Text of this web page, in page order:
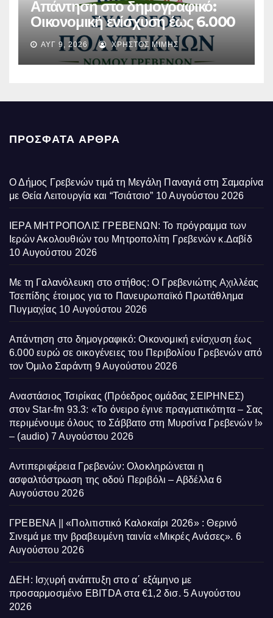
Απάντηση στο δημογραφικό:
Οικονομική ενίσχυση έως 6.000
ευρώ σε οικογένειες του
Περιβολίου Γρεβενών από τον
Όμιλο Σαράντη
ΑΥΓ 9, 2026 ΧΡΉΣΤΟΣ ΜΊΜΗΣ
ΠΡΌΣΦΑΤΑ ΆΡΘΡΑ
Ο Δήμος Γρεβενών τιμά τη Μεγάλη Παναγιά στη Σαμαρίνα
με Θεία Λειτουργία και “Τσιάτσιο” 10 Αυγούστου 2026
ΙΕΡΑ ΜΗΤΡΟΠΟΛΙΣ ΓΡΕΒΕΝΩΝ: Το πρόγραμμα των
Ιερών Ακολουθιών του Μητροπολίτη Γρεβενών κ.Δαβίδ
10 Αυγούστου 2026
Με τη Γαλανόλευκη στο στήθος: Ο Γρεβενιώτης Αχιλλέας
Τσεπίδης έτοιμος για το Πανευρωπαϊκό Πρωτάθλημα
Πυγμαχίας 10 Αυγούστου 2026
Απάντηση στο δημογραφικό: Οικονομική ενίσχυση έως
6.000 ευρώ σε οικογένειες του Περιβολίου Γρεβενών από
τον Όμιλο Σαράντη 9 Αυγούστου 2026
Αναστάσιος Τσιρίκας (Πρόεδρος ομάδας ΣΕΙΡΗΝΕΣ)
στον Star-fm 93.3: «Το όνειρο έγινε πραγματικότητα – Σας
περιμένουμε όλους το Σάββατο στη Μυρσίνα Γρεβενών !»
– (audio) 7 Αυγούστου 2026
Αντιπεριφέρεια Γρεβενών: Ολοκληρώνεται η
ασφαλτόστρωση της οδού Περιβόλι – Αβδέλλα 6
Αυγούστου 2026
ΓΡΕΒΕΝΑ || «Πολιτιστικό Καλοκαίρι 2026» : Θερινό
Σινεμά με την βραβευμένη ταινία «Μικρές Ανάσες». 6
Αυγούστου 2026
ΔΕΗ: Ισχυρή ανάπτυξη στο α΄ εξάμηνο με
προσαρμοσμένο EBITDA στα €1,2 δισ. 5 Αυγούστου
2026